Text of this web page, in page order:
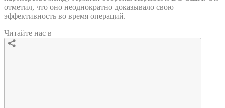
отметил, что оно неоднократно доказывало свою
эффективность во время операций.
Читайте нас в